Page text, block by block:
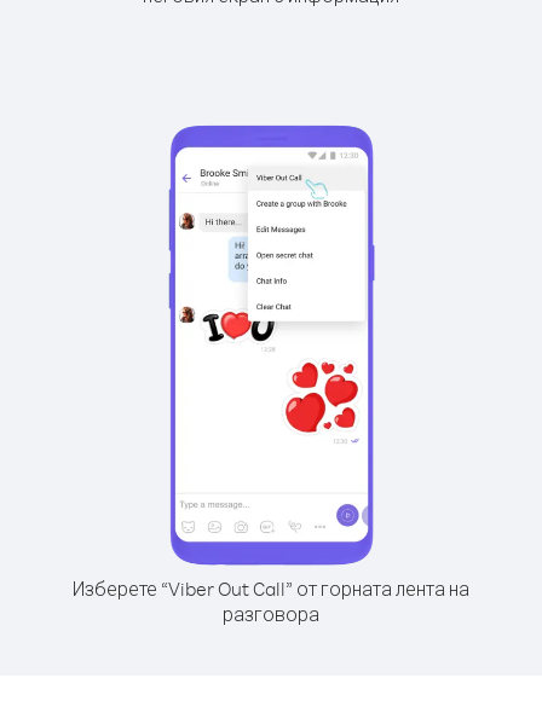
Изберете “Viber Out Call” от горната лента на
разговора